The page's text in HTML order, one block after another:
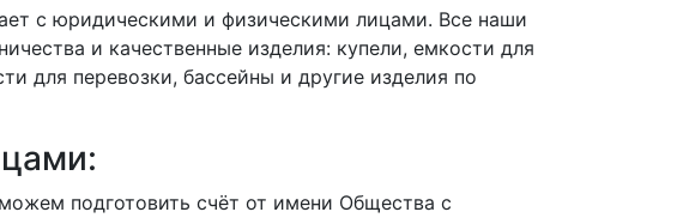
с юридическими и физическими лицами. Все наши
и качественные изделия: купели, емкости для
для перевозки, бассейны и другие изделия по
подготовить счёт от имени Общества с